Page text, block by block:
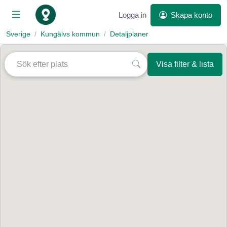
Logga in Skapa konto
Sverige Kungälvs kommun Detaljplaner
Visa filter & lista